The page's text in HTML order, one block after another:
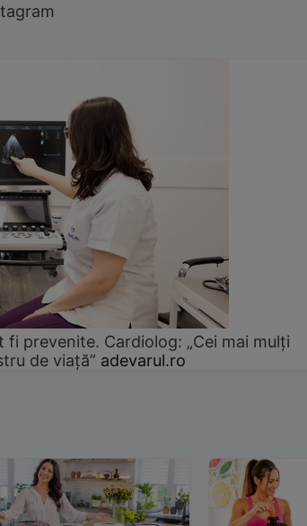
prevenite. Cardiolog: „Cei mai mulți
de viață” adevarul.ro